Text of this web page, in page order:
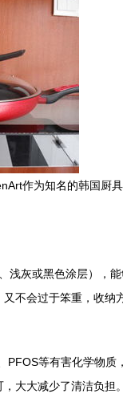
作为知名的韩国厨
灰或黑色涂层），
不会过于笨重，收纳
等有害化学物
大大减少了清洁负担。